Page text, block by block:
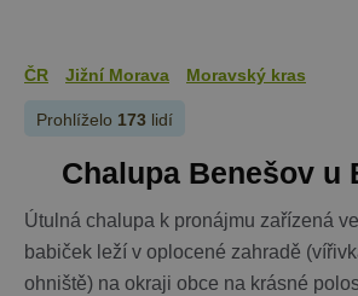
ČR Jižní Morava Moravský kras
Prohlíželo 173 lidí
Chalupa Benešov u
Útulná chalupa k pronájmu zařízená
babiček leží v oplocené zahradě
ohniště) na okraji obce na krásné